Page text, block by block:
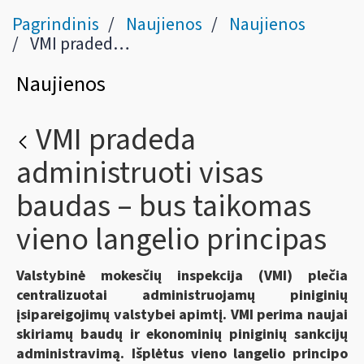
Pagrindinis Naujienos Naujienos
VMI pradeda administruoti visas baudas – bus taikomas vieno langelio principas
Naujienos
VMI pradeda
administruoti visas
baudas – bus taikomas
vieno langelio principas
Valstybinė mokesčių inspekcija (VMI) plečia
centralizuotai administruojamų piniginių
įsipareigojimų valstybei apimtį. VMI perima naujai
skiriamų baudų ir ekonominių piniginių sankcijų
administravimą. Išplėtus vieno langelio principo